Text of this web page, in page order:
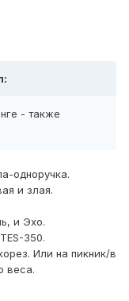
- также
одноручка.
и злая.
и Эхо.
350.
Или на пикник/в
веса.